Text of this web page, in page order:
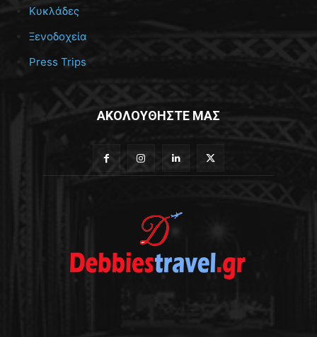
Κυκλάδες
Ξενοδοχεία
Press Trips
ΑΚΟΛΟΥΘΗΣΤΕ ΜΑΣ